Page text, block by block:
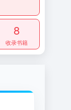
8
收录书籍